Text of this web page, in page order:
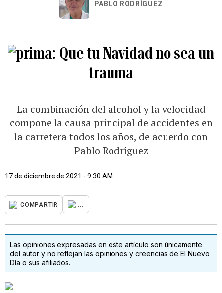
PABLO RODRÍGUEZ
Que tu Navidad no sea un
trauma
La combinación del alcohol y la velocidad
compone la causa principal de accidentes en
la carretera todos los años, de acuerdo con
Pablo Rodríguez
17 de diciembre de 2021 - 9:30 AM
COMPARTIR ...
Las opiniones expresadas en este artículo son únicamente
del autor y no reflejan las opiniones y creencias de El Nuevo
Día o sus afiliados.